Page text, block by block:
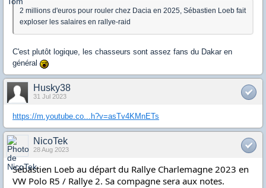
2 millions d'euros pour rouler chez Dacia en 2025, Sébastien Loeb fait
exploser les salaires en rallye-raid
C'est plutôt logique, les chasseurs sont assez fans du Dakar en
général
Husky38
31 Jul 2023
https://m.youtube.co...h?v=asTv4KMnETs
NicoTek
28 Aug 2023
Sébastien Loeb au départ du Rallye Charlemagne 2023 en
VW Polo R5 / Rallye 2. Sa compagne sera aux notes.